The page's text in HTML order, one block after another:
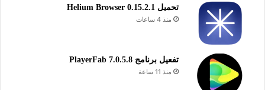
تحميل Helium Browser 0.15.2.1
منذ 4 ساعات
تفعيل برنامج PlayerFab 7.0.5.8
منذ 11 ساعة